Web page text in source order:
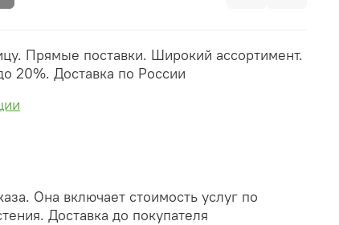
Прямые поставки. Широкий ассортимент.
20%. Доставка по России
Она включает стоимость услуг по
Доставка до покупателя